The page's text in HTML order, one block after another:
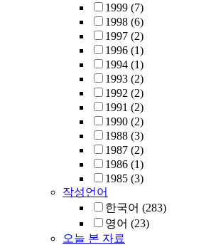
1999 (7)
1998 (6)
1997 (2)
1996 (1)
1994 (1)
1993 (2)
1992 (2)
1991 (2)
1990 (2)
1988 (3)
1987 (2)
1986 (1)
1985 (3)
작성언어
한국어 (283)
영어 (23)
오늘 본 자료